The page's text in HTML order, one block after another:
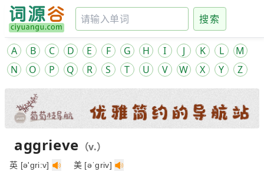
搜索
A B C D E F G H I J K L
M
N
O P Q R S T U V W X Y Z
aggrieve （v.）
英 [ə'gri:v] 美 [əˈɡriv]